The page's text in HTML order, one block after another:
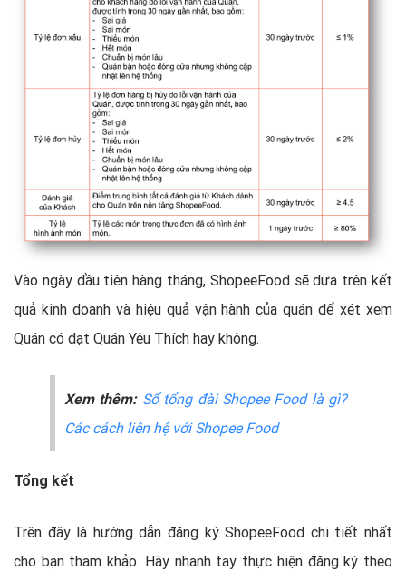
Vào ngày đầu tiên hàng tháng, ShopeeFood sẽ dựa trên kết
quả kinh doanh và hiệu quả vận hành của quán để xét xem
Quán có đạt Quán Yêu Thích hay không.
Xem thêm: Số tổng đài Shopee Food là gì?
Các cách liên hệ với Shopee Food
Tổng kết
Trên đây là hướng dẫn đăng ký ShopeeFood chi tiết nhất
cho bạn tham khảo. Hãy nhanh tay thực hiện đăng ký theo